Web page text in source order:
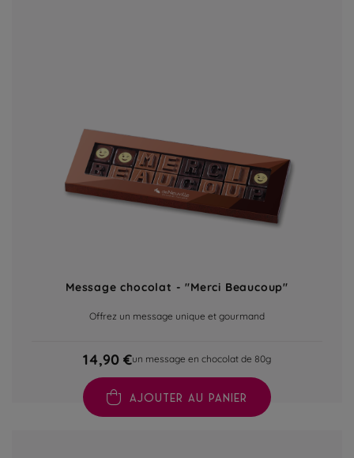
Message chocolat - "Merci Beaucoup"
Offrez un message unique et gourmand
14,90 €un message en chocolat de 80g
AJOUTER AU PANIER